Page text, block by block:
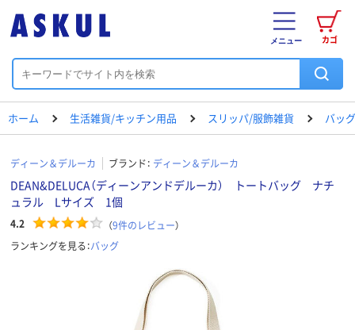
カゴ
メニュー
ホーム 生活雑貨/キッチン用品 スリッパ/服飾雑貨 バッグ
ディーン＆デルーカ ブランド： ディーン＆デルーカ
DEAN&DELUCA（ディーンアンドデルーカ） トートバッグ ナチ
ュラル Lサイズ 1個
4.2 （9件のレビュー）
ランキングを見る：バッグ